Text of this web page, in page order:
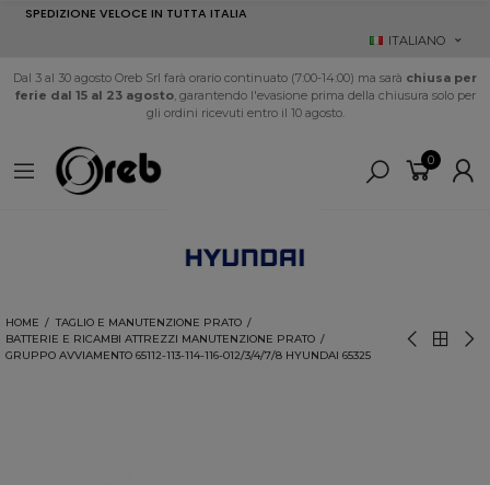
SPEDIZIONE VELOCE IN TUTTA ITALIA
ITALIANO
Dal 3 al 30 agosto Oreb Srl farà orario continuato (7:00-14:00) ma sarà chiusa per
ferie dal 15 al 23 agosto, garantendo l'evasione prima della chiusura solo per
gli ordini ricevuti entro il 10 agosto.
0
HOME
TAGLIO E MANUTENZIONE PRATO
BATTERIE E RICAMBI ATTREZZI MANUTENZIONE PRATO
GRUPPO AVVIAMENTO 65112-113-114-116-012/3/4/7/8 HYUNDAI 65325